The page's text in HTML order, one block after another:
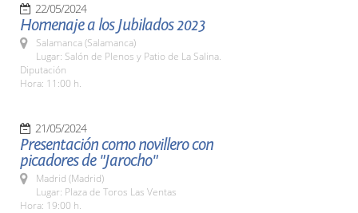
22/05/2024
Homenaje a los Jubilados 2023
Salamanca (Salamanca)
Lugar: Salón de Plenos y Patio de La Salina.
Diputación
Hora: 11:00 h.
21/05/2024
Presentación como novillero con
picadores de "Jarocho"
Madrid (Madrid)
Lugar: Plaza de Toros Las Ventas
Hora: 19:00 h.